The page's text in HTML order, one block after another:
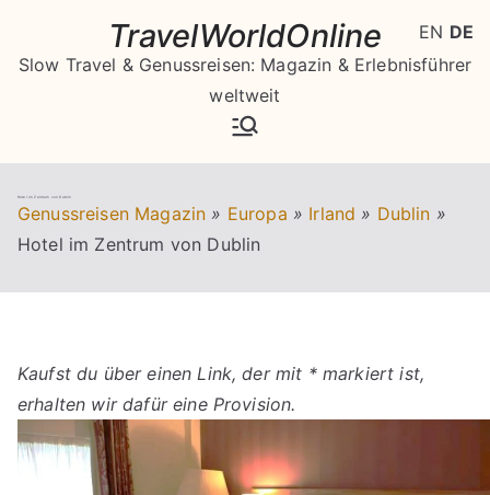
springen
TravelWorldOnline
Slow Travel & Genussreisen: Magazin & Erlebnisführer
weltweit
Hotel im Zentrum von Dublin
Genussreisen Magazin » Europa » Irland » Dublin »
Hotel im Zentrum von Dublin
Kaufst du über einen Link, der mit * markiert ist,
erhalten wir dafür eine Provision.
EN DE